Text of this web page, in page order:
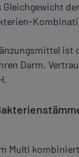
Gleichgewicht
Darm.
Multi